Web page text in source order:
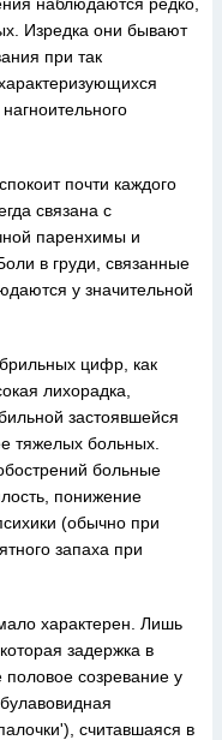
Изредка они бывают
при так
почти каждого
связана с
паренхимы и
в груди, связанные
у значительной
цифр, как
лихорадка,
застоявшейся
тяжелых больных.
больные
понижение
(обычно при
запаха при
характерен. Лишь
задержка в
созревание у
считавшаяся в